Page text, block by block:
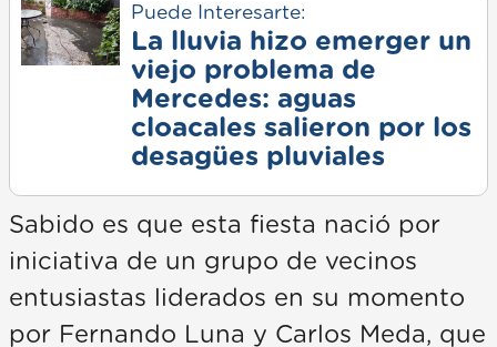
Puede Interesarte:
La lluvia hizo emerger un
viejo problema de
Mercedes: aguas
cloacales salieron por los
desagües pluviales
Sabido es que esta fiesta nació por
iniciativa de un grupo de vecinos
entusiastas liderados en su momento
por Fernando Luna y Carlos Meda, que